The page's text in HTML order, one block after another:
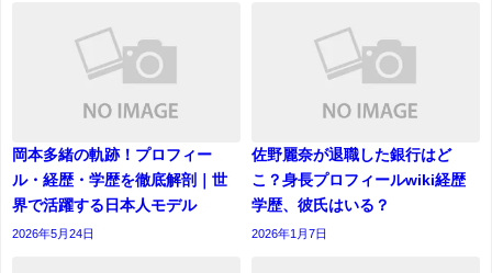
岡本多緒の軌跡！プロフィー
ル・経歴・学歴を徹底解剖｜世
界で活躍する日本人モデル
2026年5月24日
佐野麗奈が退職した銀行はど
こ？身長プロフィールwiki経歴
学歴、彼氏はいる？
2026年1月7日